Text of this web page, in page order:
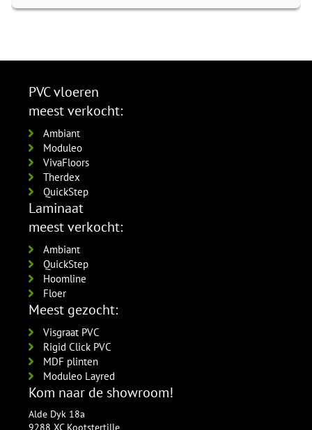
PVC vloeren
meest verkocht:
Ambiant
Moduleo
VivaFloors
Therdex
QuickStep
Laminaat
meest verkocht:
Ambiant
QuickStep
Hoomline
Floer
Meest gezocht:
Visgraat PVC
Rigid Click PVC
MDF plinten
Moduleo Layred
Kom naar de showroom!
Alde Dyk 18a
9288 XC Kootstertille